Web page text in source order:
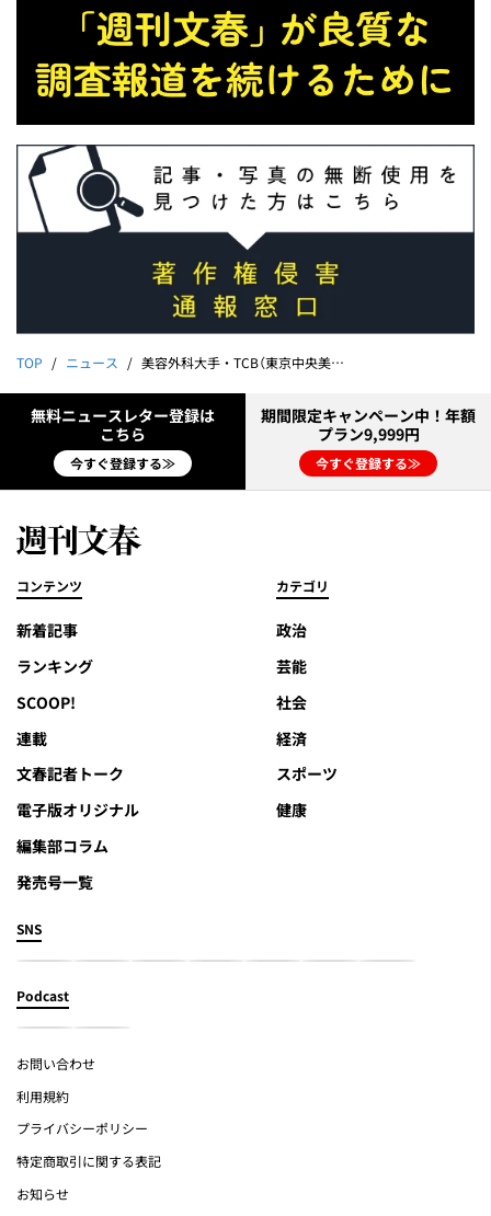
TOP ニュース 美容外科大手・TCB（東京中央美容外科）の「悪ふざけ動画」が流出！ 爆笑しながら頭に注射するヤバい中身《動画入手》
無料ニュースレター登録は
こちら
今すぐ登録する≫
期間限定キャンペーン中！年額
プラン9,999円
今すぐ登録する≫
コンテンツ
新着記事
ランキング
SCOOP!
連載
文春記者トーク
電子版オリジナル
編集部コラム
発売号一覧
カテゴリ
政治
芸能
社会
経済
スポーツ
健康
SNS
Podcast
お問い合わせ
利用規約
プライバシーポリシー
特定商取引に関する表記
お知らせ